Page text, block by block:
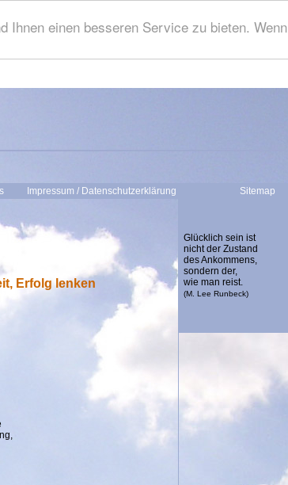
Ihnen einen besseren Service zu bieten. Wenn
Impressum / Datenschutzerklärung Sitemap
Erfolg lenken
Glücklich sein ist
nicht der Zustand
des Ankommens,
sondern der,
wie man reist.
(M. Lee Runbeck)